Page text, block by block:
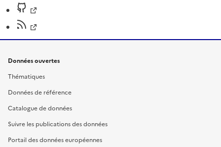
Données ouvertes
Thématiques
Données de référence
Catalogue de données
Suivre les publications des données
Portail des données européennes